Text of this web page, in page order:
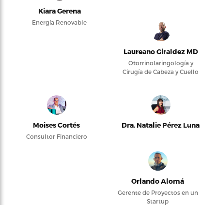
Kiara Gerena
Energía Renovable
Laureano Giraldez MD
Otorrinolaringología y
Cirugía de Cabeza y Cuello
Moises Cortés
Consultor Financiero
Dra. Natalie Pérez Luna
Orlando Alomá
Gerente de Proyectos en un
Startup